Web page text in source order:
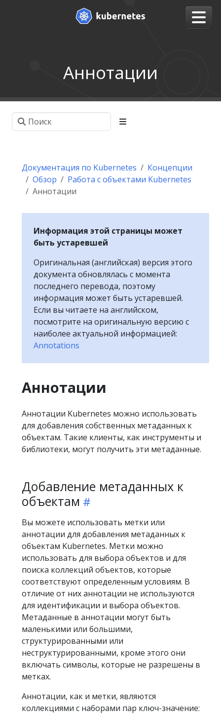
Аннотации
Документация по Kubernetes
Концепции
Обзор
Работа с объектами Kubernetes
Аннотации
Информация этой страницы может
быть устаревшей
Оригинальная (английская) версия этого
документа обновлялась с момента
последнего перевода, поэтому
информация может быть устаревшей.
Если вы читаете на английском,
посмотрите на оригинальную версию с
наиболее актуальной информацией:
Annotations
Аннотации
Аннотации Kubernetes можно использовать
для добавления собственных метаданных к
объектам. Такие клиенты, как инструменты и
библиотеки, могут получить эти метаданные.
Добавление метаданных к
объектам
Вы можете использовать метки или
аннотации для добавления метаданных к
объектам Kubernetes. Метки можно
использовать для выбора объектов и для
поиска коллекций объектов, которые
соответствуют определенным условиям. В
отличие от них аннотации не используются
для идентификации и выбора объектов.
Метаданные в аннотации могут быть
маленькими или большими,
структурированными или
неструктурированными, кроме этого они
включать символы, которые не разрешены в
метках.
Аннотации, как и метки, являются
коллекциями с наборами пар ключ-значение: